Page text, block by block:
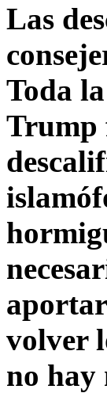
Las
Toda
Trump
volver
no hay